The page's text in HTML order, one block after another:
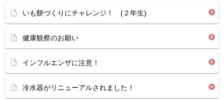
いも餅づくりにチャレンジ！ (２年生)
健康観察のお願い
インフルエンザに注意！
冷水器がリニューアルされました！